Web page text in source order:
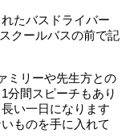
たバスドライバー
クールバスの前で記
ミリーや先生方との
1分間スピーチもあり
い一日になります
ものを手に入れて